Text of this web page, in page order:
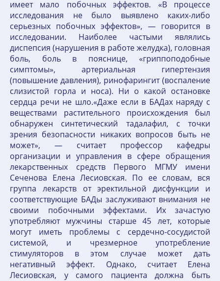
имеет мало побочных эффектов. «В процессе
исследования не было выявлено каких-либо
серьезных побочных эффектов», — говорится в
исследовании. Наиболее частыми являлись
диспепсия (нарушения в работе желудка), головная
боль, боль в пояснице, «гриппоподобные
симптомы», артериальная гипертензия
(повышение давления), ринофарингит (воспаление
слизистой горла и носа). Ни о какой остановке
сердца речи не шло.«Даже если в БАДах наряду с
веществами растительного происхождения был
обнаружен синтетический тадалафил, с точки
зрения безопасности никаких вопросов быть не
может», — считает профессор кафедры
организации и управления в сфере обращения
лекарственных средств Первого МГМУ имени
Сеченова Елена Лесиовская. По ее словам, вся
группа лекарств от эректильной дисфункции и
соответствующие БАДы заслуживают внимания не
своими побочными эффектами. Их зачастую
употребляют мужчины старше 45 лет, которые
могут иметь проблемы с сердечно-сосудистой
системой, и чрезмерное употребление
стимуляторов в этом случае может дать
негативный эффект. Однако, считает Елена
Лесиовская, у самого пациента должна быть